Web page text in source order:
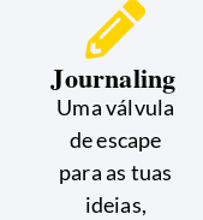
Journaling
Uma válvula
de escape
para as tuas
ideias,